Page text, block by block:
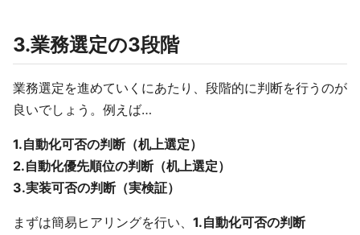
3.業務選定の3段階
業務選定を進めていくにあたり、段階的に判断を行うのが
良いでしょう。例えば…
1.自動化可否の判断（机上選定）
2.自動化優先順位の判断（机上選定）
3.実装可否の判断（実検証）
まずは簡易ヒアリングを行い、 1.自動化可否の判断